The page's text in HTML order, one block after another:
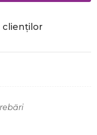
clienților